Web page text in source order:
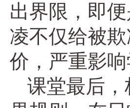
出界限，即
凌不仅给被
价，严重影
课堂最后